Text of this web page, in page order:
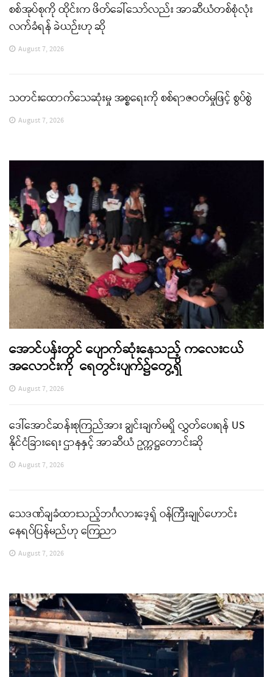
စစ်အုပ်စုကို ထိုင်းက ဖိတ်ခေါ်သော်လည်း အာဆီယံတစ်စုံလုံး
လက်ခံရန် ခဲယဉ်းဟု ဆို
August 7, 2026
သတင်းထောက်သေဆုံးမှု အစ္စရေးကို စစ်ရာဇဝတ်မှုဖြင့် စွပ်စွဲ
August 7, 2026
အောင်ပန်းတွင် ပျောက်ဆုံးနေသည့် ကလေးငယ်
အလောင်းကို ရေတွင်းပျက်၌တွေ့ရှိ
August 7, 2026
ဒေါ်အောင်ဆန်းစုကြည်အား ချွင်းချက်မရှိ လွှတ်ပေးရန် US
နိုင်ငံခြားရေး ဌာနနှင့် အာဆီယံ ဥက္ကဋ္ဌတောင်းဆို
August 7, 2026
သေဒဏ်ချခံထားသည့်ဘင်္ဂလားဒေ့ရှ် ဝန်ကြီးချုပ်ဟောင်း
နေရပ်ပြန်မည်ဟု ကြေညာ
August 7, 2026